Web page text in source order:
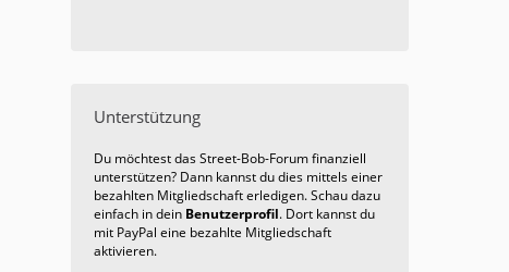
Unterstützung
Du möchtest das Street-Bob-Forum finanziell
unterstützen? Dann kannst du dies mittels einer
bezahlten Mitgliedschaft erledigen. Schau dazu
einfach in dein Benutzerprofil. Dort kannst du
mit PayPal eine bezahlte Mitgliedschaft
aktivieren.